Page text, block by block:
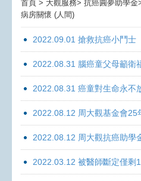
首頁 > 大觀服務> 抗癌圓夢助學
病房關懷 (人間)
2022.09.01 搶救抗癌小鬥
2022.08.31 腦癌童父母籲衛
2022.08.31 癌童對生命永不
2022.08.12 周大觀基金會25
2022.08.12 周大觀抗癌助學
2022.03.12 被醫師斷定僅剩